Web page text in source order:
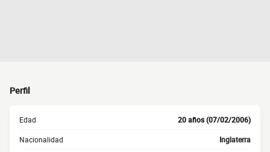
Perfil
Edad 20 años (07/02/2006)
Nacionalidad Inglaterra